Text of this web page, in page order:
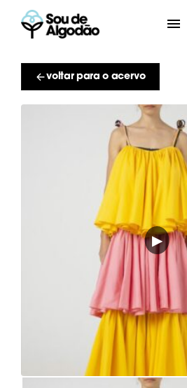
voltar para o acervo
▶